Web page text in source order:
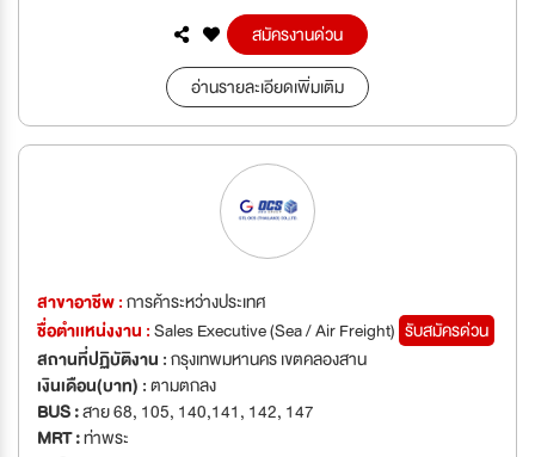
สมัครงานด่วน
อ่านรายละเอียดเพิ่มเติม
สาขาอาชีพ :การค้าระหว่างประเทศ
ชื่อตำเเหน่งงาน :Sales Executive (Sea / Air Freight) รับสมัครด่วน
สถานที่ปฏิบัติงาน :กรุงเทพมหานคร เขตคลองสาน
เงินเดือน(บาท) :ตามตกลง
BUS :สาย 68, 105, 140,141, 142, 147
MRT :ท่าพระ